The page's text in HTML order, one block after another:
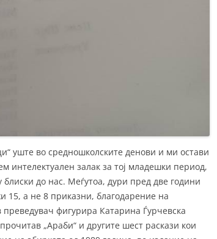
уште во средношколските денови и ми остави
интелектуален залак за тој младешки период,
до нас. Меѓутоа, дури пред две години
15, а не 8 приказни, благодарение на
преведувач фигурира Катарина Ѓурчевска
„Араби“ и другите шест раскази кои